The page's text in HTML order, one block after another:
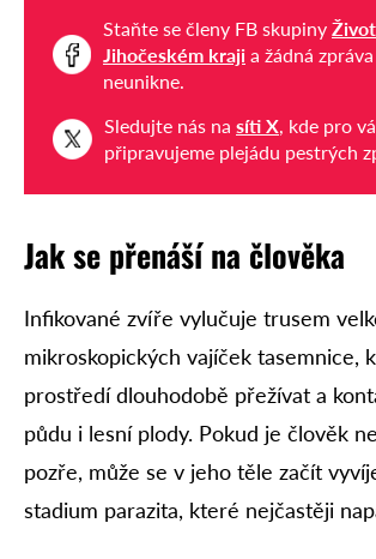
Staňte se členy FB skupiny
Jihočeském kraji a žádná
neunikne.
Sledujte nás na síti X, kde pro
připravujeme plejádu pestrých
Jak se přenáší na člověka
Infikované zvíře vylučuje trusem
mikroskopických vajíček tasemnice,
prostředí dlouhodobě přežívat a
půdu i lesní plody. Pokud je člověk
pozře, může se v jeho těle začít
stadium parazita, které nejčastěji